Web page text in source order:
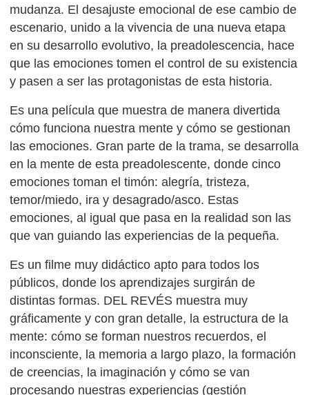
mudanza. El desajuste emocional de ese cambio de
escenario, unido a la vivencia de una nueva etapa
en su desarrollo evolutivo, la preadolescencia, hace
que las emociones tomen el control de su existencia
y pasen a ser las protagonistas de esta historia.
Es una película que muestra de manera divertida
cómo funciona nuestra mente y cómo se gestionan
las emociones. Gran parte de la trama, se desarrolla
en la mente de esta preadolescente, donde cinco
emociones toman el timón: alegría, tristeza,
temor/miedo, ira y desagrado/asco. Estas
emociones, al igual que pasa en la realidad son las
que van guiando las experiencias de la pequeña.
Es un filme muy didáctico apto para todos los
públicos, donde los aprendizajes surgirán de
distintas formas. DEL REVÉS muestra muy
gráficamente y con gran detalle, la estructura de la
mente: cómo se forman nuestros recuerdos, el
inconsciente, la memoria a largo plazo, la formación
de creencias, la imaginación y cómo se van
procesando nuestras experiencias (gestión